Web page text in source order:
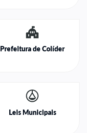
Prefeitura de Colíder
Leis Municipais